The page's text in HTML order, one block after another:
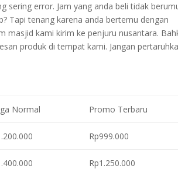
sering error. Jam yang anda beli tidak
Tapi tenang karena anda bertemu dengan
masjid kami kirim ke penjuru nusantara.
produk di tempat kami. Jangan
Normal Promo Terbaru
Rp999.000
Rp1.250.000